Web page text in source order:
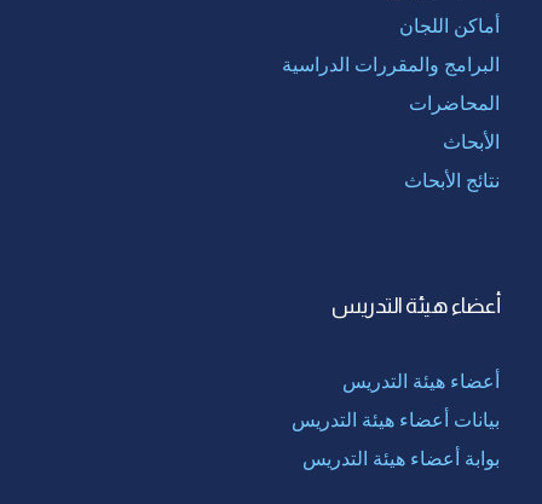
أماكن اللجان
البرامج والمقررات الدراسية
المحاضرات
الأبحاث
نتائج الأبحاث
أعضاء هيئة التدريس
أعضاء هيئة التدريس
بيانات أعضاء هيئة التدريس
بوابة أعضاء هيئة التدريس